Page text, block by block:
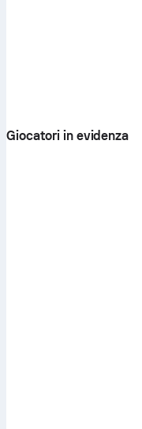
Giocatori in evidenza